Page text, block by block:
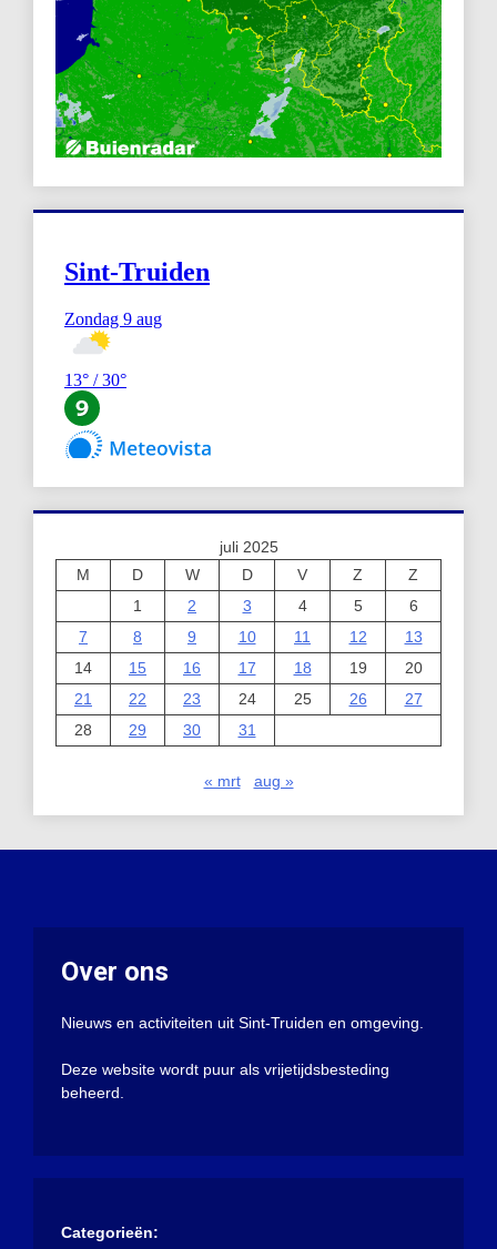
juli 2025
M
D W D V Z
Z
1
2 3 4 5
6
7
8 9 10 11 12
13
14
15 16 17 18 19
20
21
22 23 24 25 26
27
28
29 30 31
« mrt aug »
Over ons
Nieuws en activiteiten uit Sint-Truiden en omgeving.
Deze website wordt puur als vrijetijdsbesteding
beheerd.
Categorieën: